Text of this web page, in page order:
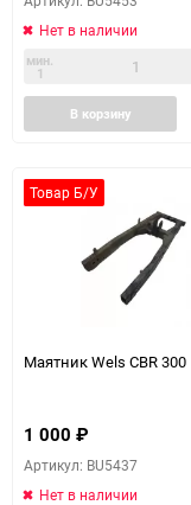
Нет в наличии
мин.
1
В корзину
Товар Б/У
Маятник Wels CBR 300
1 000 ₽
Артикул: BU5437
Нет в наличии